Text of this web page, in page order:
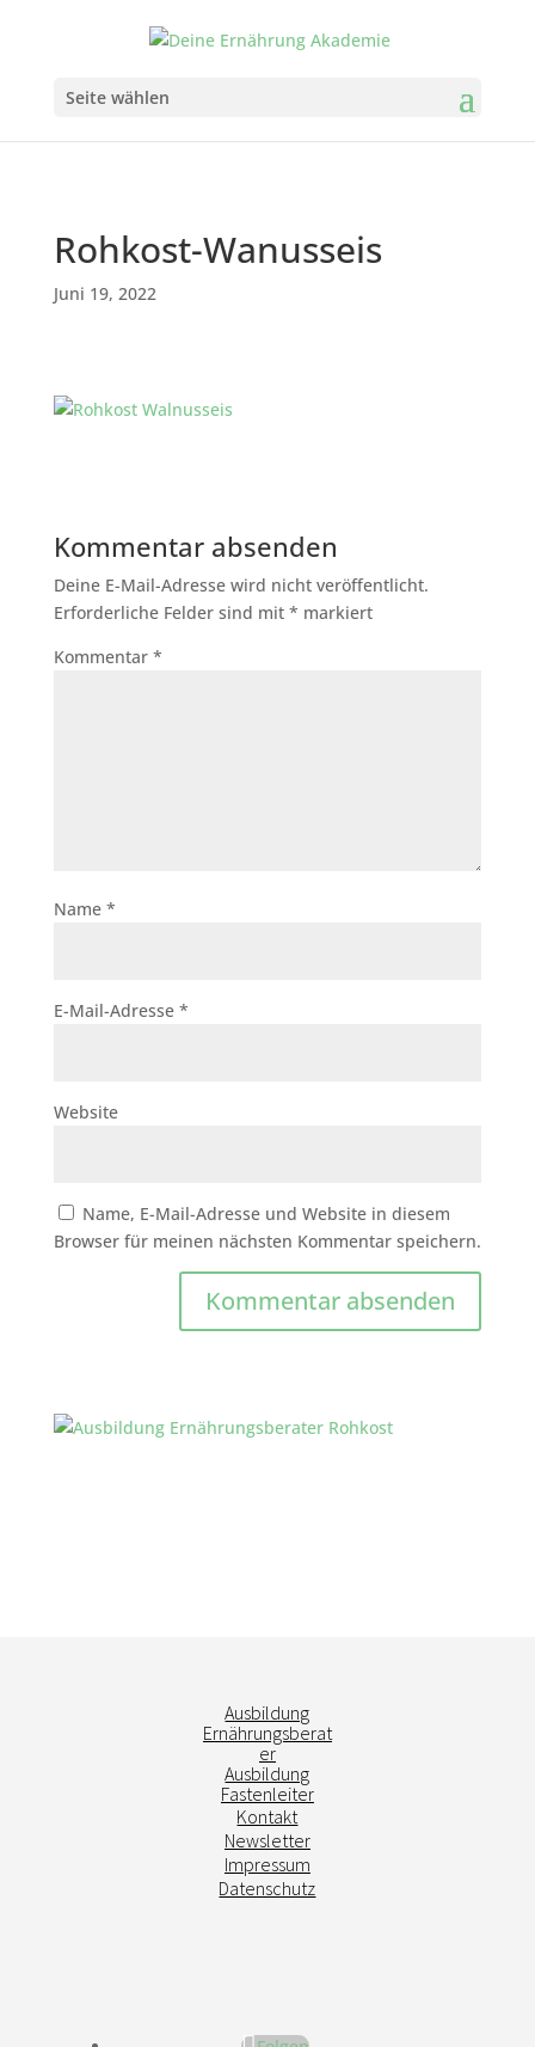
Seite wählen
Rohkost-Wanusseis
Juni 19, 2022
Kommentar absenden
Deine E-Mail-Adresse wird nicht veröffentlicht.
Erforderliche Felder sind mit * markiert
Kommentar *
Name *
E-Mail-Adresse *
Website
Name, E-Mail-Adresse und Website in diesem
Browser für meinen nächsten Kommentar speichern.
Ausbildung
Ernährungsberat
er
Ausbildung
Fastenleiter
Kontakt
Newsletter
Impressum
Datenschutz